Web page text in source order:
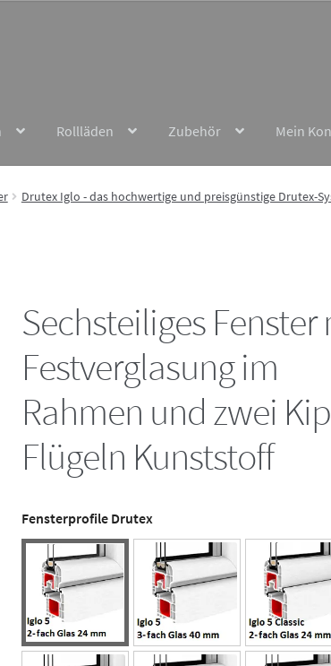
Rollläden Zubehör Mein
Drutex Iglo - das hochwertige und preisgünstige Drutex-
Sechsteiliges Fenster
Festverglasung im
Rahmen und zwei
Flügeln Kunststoff
Fensterprofile Drutex